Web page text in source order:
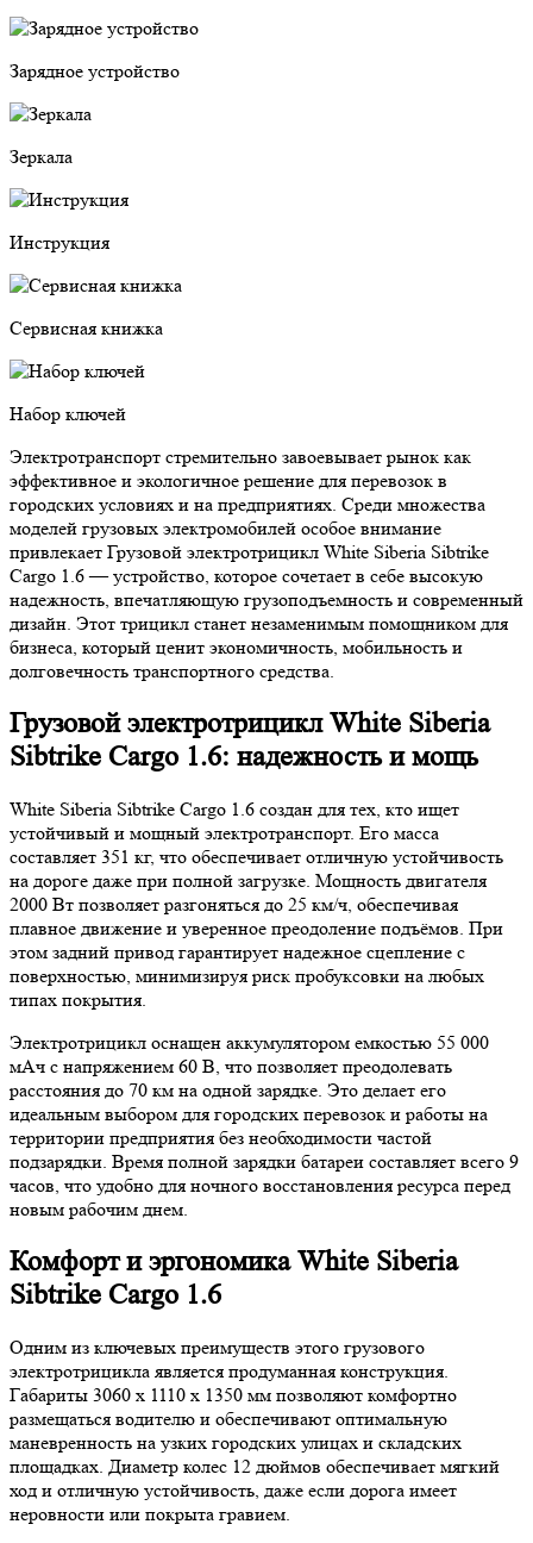
Зарядное устройство
Зеркала
Инструкция
Сервисная книжка
Набор ключей
Электротранспорт стремительно завоевывает рынок как
эффективное и экологичное решение для перевозок в
городских условиях и на предприятиях. Среди множества
моделей грузовых электромобилей особое внимание
привлекает Грузовой электротрицикл White Siberia Sibtrike
Cargo 1.6 — устройство, которое сочетает в себе высокую
надежность, впечатляющую грузоподъемность и современный
дизайн. Этот трицикл станет незаменимым помощником для
бизнеса, который ценит экономичность, мобильность и
долговечность транспортного средства.
Грузовой электротрицикл White Siberia
Sibtrike Cargo 1.6: надежность и мощь
White Siberia Sibtrike Cargo 1.6 создан для тех, кто ищет
устойчивый и мощный электротранспорт. Его масса
составляет 351 кг, что обеспечивает отличную устойчивость
на дороге даже при полной загрузке. Мощность двигателя
2000 Вт позволяет разгоняться до 25 км/ч, обеспечивая
плавное движение и уверенное преодоление подъёмов. При
этом задний привод гарантирует надежное сцепление с
поверхностью, минимизируя риск пробуксовки на любых
типах покрытия.
Электротрицикл оснащен аккумулятором емкостью 55 000
мАч с напряжением 60 В, что позволяет преодолевать
расстояния до 70 км на одной зарядке. Это делает его
идеальным выбором для городских перевозок и работы на
территории предприятия без необходимости частой
подзарядки. Время полной зарядки батареи составляет всего 9
часов, что удобно для ночного восстановления ресурса перед
новым рабочим днем.
Комфорт и эргономика White Siberia
Sibtrike Cargo 1.6
Одним из ключевых преимуществ этого грузового
электротрицикла является продуманная конструкция.
Габариты 3060 х 1110 х 1350 мм позволяют комфортно
размещаться водителю и обеспечивают оптимальную
маневренность на узких городских улицах и складских
площадках. Диаметр колес 12 дюймов обеспечивает мягкий
ход и отличную устойчивость, даже если дорога имеет
неровности или покрыта гравием.